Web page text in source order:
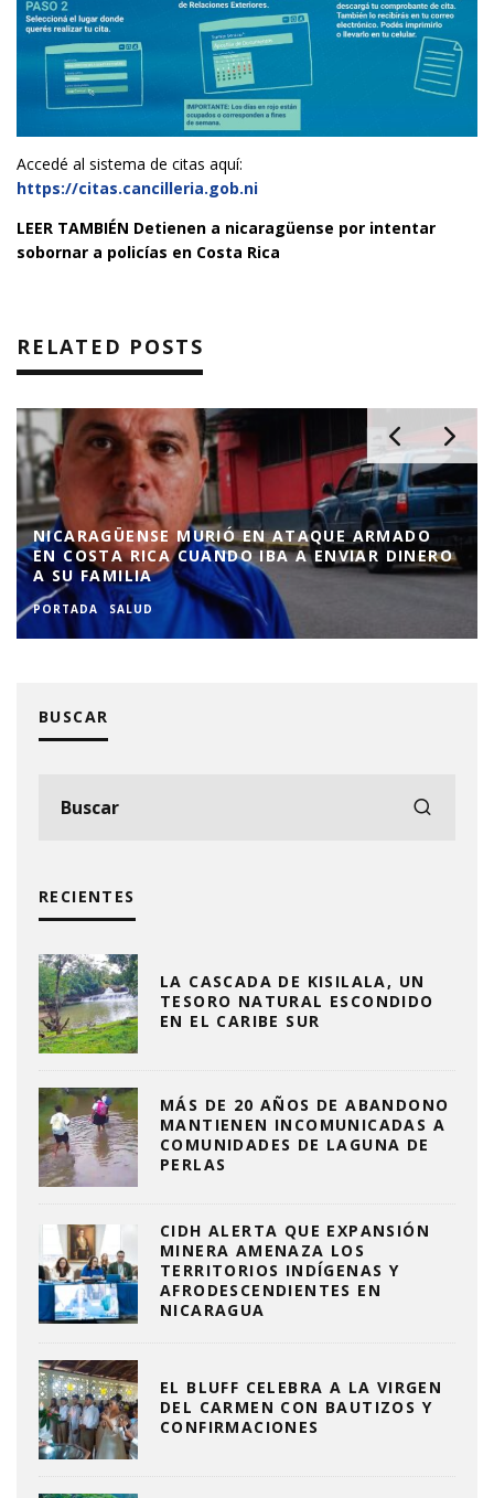
Accedé al sistema de citas aquí:
https://citas.cancilleria.gob.ni
LEER TAMBIÉN Detienen a nicaragüense por intentar
sobornar a policías en Costa Rica
RELATED POSTS
NICARAGÜENSE MURIÓ EN ATAQUE ARMADO
EN COSTA RICA CUANDO IBA A ENVIAR DINERO
A SU FAMILIA
PORTADA SALUD
BUSCAR
RECIENTES
LA CASCADA DE KISILALA, UN
TESORO NATURAL ESCONDIDO
EN EL CARIBE SUR
MÁS DE 20 AÑOS DE ABANDONO
MANTIENEN INCOMUNICADAS A
COMUNIDADES DE LAGUNA DE
PERLAS
CIDH ALERTA QUE EXPANSIÓN
MINERA AMENAZA LOS
TERRITORIOS INDÍGENAS Y
AFRODESCENDIENTES EN
NICARAGUA
EL BLUFF CELEBRA A LA VIRGEN
DEL CARMEN CON BAUTIZOS Y
CONFIRMACIONES